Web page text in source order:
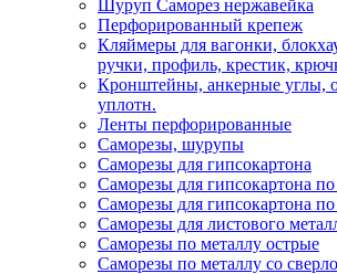
Шуруп Саморез нержавейка
Перфорированный крепеж
Кляймеры для вагонки,
ручки, профиль, крестик,
Кронштейны, анкерные углы,
уплотн.
Ленты перфорированные
Саморезы, шурупы
Саморезы для гипсокартона
Саморезы для гипсокартона по
Саморезы для гипсокартона
Саморезы для листового
Саморезы по металлу острые
Саморезы по металлу со